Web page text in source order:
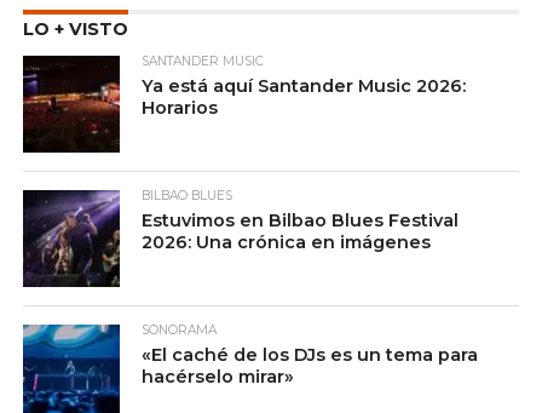
LO + VISTO
SANTANDER MUSIC
Ya está aquí Santander Music 2026:
Horarios
BILBAO BLUES
Estuvimos en Bilbao Blues Festival
2026: Una crónica en imágenes
SONORAMA
«El caché de los DJs es un tema para
hacérselo mirar»